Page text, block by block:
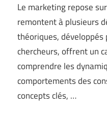
Le marketing repose
remontent à plusieurs
théoriques,
chercheurs, offrent un
comprendre les
comportements des
concepts clés, …